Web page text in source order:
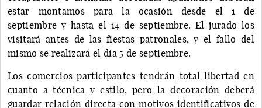
estar montamos para la ocasión desde el 1 de
septiembre y hasta el 14 de septiembre. El jurado los
visitará antes de las fiestas patronales, y el fallo del
mismo se realizará el día 5 de septiembre.
Los comercios participantes tendrán total libertad en
cuanto a técnica y estilo, pero la decoración deberá
guardar relación directa con motivos identificativos de